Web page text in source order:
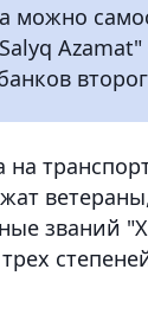
можно
званий